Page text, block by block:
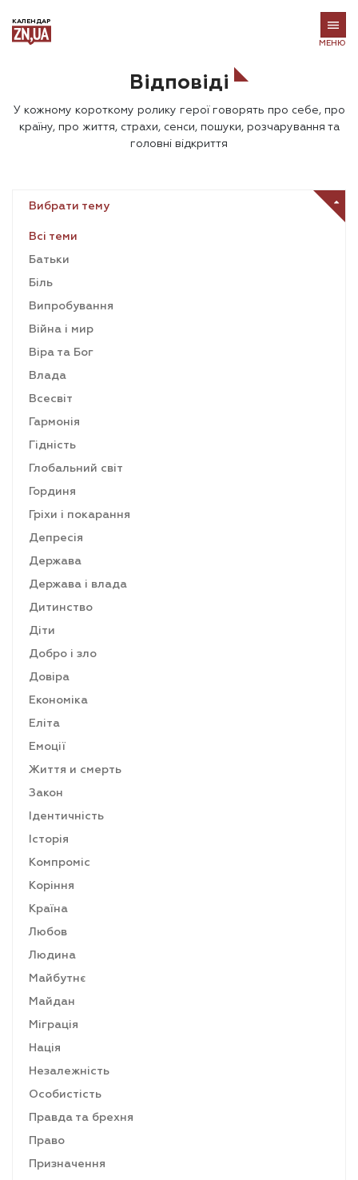
КАЛЕНДАР
МЕНЮ
Відповіді
У кожному короткому ролику герої говорять про себе, про
країну, про життя, страхи, сенси, пошуки, розчарування та
головні відкриття
Вибрати тему
Всі теми
Батьки
Біль
Випробування
Війна і мир
Віра та Бог
Влада
Всесвіт
Гармонія
Гідність
Глобальний світ
Гординя
Гріхи і покарання
Депресія
Держава
Держава і влада
Дитинство
Діти
Добро і зло
Довіра
Економіка
Еліта
Емоції
Життя и смерть
Закон
Ідентичність
Історія
Компроміс
Коріння
Країна
Любов
Людина
Майбутнє
Майдан
Міграція
Нація
Незалежність
Особистість
Правда та брехня
Право
Призначення